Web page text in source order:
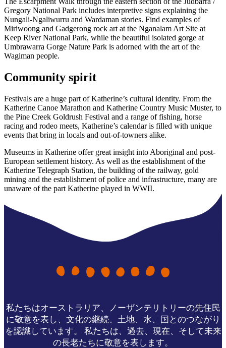
Gregory National Park includes interpretive signs explaining the
Nungali-Ngaliwurru and Wardaman stories. Find examples of
Miriwoong and Gadgerong rock art at the Nganalam Art Site at
Keep River National Park, while the beautiful isolated gorge at
Umbrawarra Gorge Nature Park is adorned with the art of the
Wagiman people.
Community spirit
Festivals are a huge part of Katherine’s cultural identity. From the
Katherine Canoe Marathon and Katherine Country Music Muster, to
the Pine Creek Goldrush Festival and a range of fishing, horse
racing and rodeo meets, Katherine’s calendar is filled with unique
events that bring in locals and out-of-towners alike.
Museums in Katherine offer great insight into Aboriginal and post-
European settlement history. As well as the establishment of the
Katherine Telegraph Station, the building of the railway, gold
mining and the establishment of police and infrastructure, many are
unaware of the part Katherine played in WWII.
私たちはオーストラリア、ノーザンテリトリーの先住民
に敬意を表し、文化の継続、土地、水、国とのつながり
を認識しています。 私たちは、過去、現在、そして未来
の長老たちに敬意を表します。